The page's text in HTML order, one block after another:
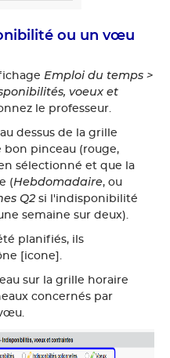
ou un vœu
Emploi du temps >
voeux et
le professeur.
dessus de la grille
bon pinceau (rouge,
sélectionné et que la
(Hebdomadaire, ou
Q2 si l'indisponibilité
semaine sur deux).
planifiés, ils
[icone].
sur la grille horaire
concernés par